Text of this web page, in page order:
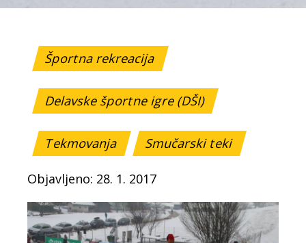
Športna rekreacija
Delavske športne igre (DŠI)
Tekmovanja Smučarski teki
Objavljeno: 28. 1. 2017